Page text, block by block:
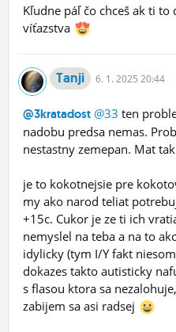
Kľudne páľ čo chceš ak ti
víťazstva
Tanji 6. 1. 2025 20:44
@3kratadost @33 ten
nadobu predsa nemas.
nestastny zemepan. Mat
je to kokotnejsie pre
my ako narod teliat
+15c. Cukor je ze ti ich
nemyslel na teba a na to
idylicky (tym I/Y fakt
dokazes takto autisticky
s flasou ktora sa
zabijem sa asi radsej